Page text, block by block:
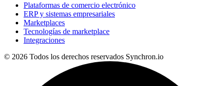
Plataformas de comercio electrónico
ERP y sistemas empresariales
Marketplaces
Tecnologías de marketplace
Integraciones
© 2026 Todos los derechos reservados Synchron.io